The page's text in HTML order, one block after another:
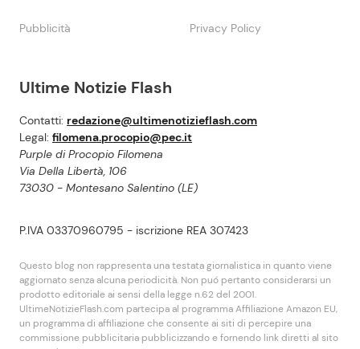
Ultime Notizie Flash
Contatti: redazione@ultimenotizieflash.com
Legal: filomena.procopio@pec.it
Purple di Procopio Filomena
Via Della Libertà, 106
73030 - Montesano Salentino (LE)
P.IVA 03370960795 - iscrizione REA 307423
Questo blog non rappresenta una testata giornalistica in quanto viene
aggiornato senza alcuna periodicità. Non puó pertanto considerarsi un
prodotto editoriale ai sensi della legge n.62 del 2001.
UltimeNotizieFlash.com partecipa al programma Affiliazione Amazon EU,
un programma di affiliazione che consente ai siti di percepire una
commissione pubblicitaria pubblicizzando e fornendo link diretti al sito
Pubblicità Privacy Policy